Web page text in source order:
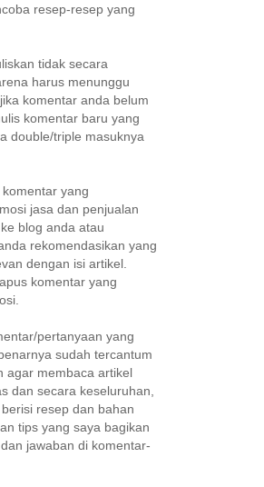
resep-resep yang
tidak secara
harus menunggu
komentar anda belum
komentar baru yang
double/triple masuknya
yang
jasa dan penjualan
blog anda atau
rekomendasikan yang
dengan isi artikel.
komentar yang
pertanyaan yang
sudah tercantum
agar membaca artikel
dan secara keseluruhan,
resep dan bahan
tips yang saya bagikan
jawaban di komentar-